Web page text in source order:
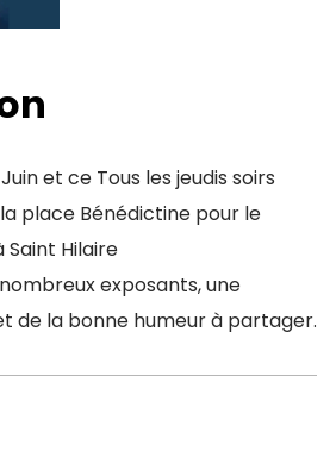
et ce Tous les jeudis soirs
place Bénédictine pour le
Hilaire
exposants, une
de la bonne humeur à partager.